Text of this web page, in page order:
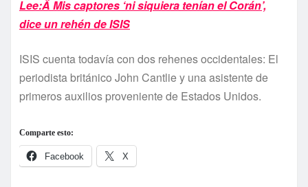
Lee:Â Mis captores ‘ni siquiera tení­an el Corán’,
dice un rehén de ISIS
ISIS cuenta todaví­a con dos rehenes occidentales: El
periodista británico John Cantlie y una asistente de
primeros auxilios proveniente de Estados Unidos.
Comparte esto:
Facebook X